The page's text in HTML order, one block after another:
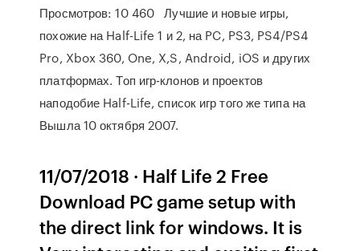
Просмотров: 10 460 Лучшие и новые игры,
похожие на Half-Life 1 и 2, на PC, PS3, PS4/PS4
Pro, Xbox 360, One, X,S, Android, iOS и других
платформах. Топ игр-клонов и проектов
наподобие Half-Life, список игр того же типа на
Вышла 10 октября 2007.
11/07/2018 · Half Life 2 Free
Download PC game setup with
the direct link for windows. It is